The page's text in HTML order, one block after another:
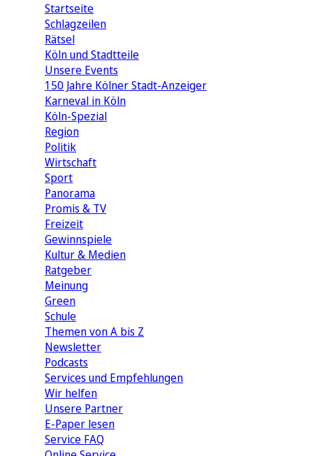
Startseite
Schlagzeilen
Rätsel
Köln und Stadtteile
Unsere Events
150 Jahre Kölner Stadt-Anzeiger
Karneval in Köln
Köln-Spezial
Region
Politik
Wirtschaft
Sport
Panorama
Promis & TV
Freizeit
Gewinnspiele
Kultur & Medien
Ratgeber
Meinung
Green
Schule
Themen von A bis Z
Newsletter
Podcasts
Services und Empfehlungen
Wir helfen
Unsere Partner
E-Paper lesen
Service FAQ